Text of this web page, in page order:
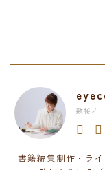
数秘ノ
書籍編集制作・ラ